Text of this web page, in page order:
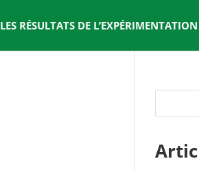
LES RÉSULTATS DE L’EXPÉRIMENTATION